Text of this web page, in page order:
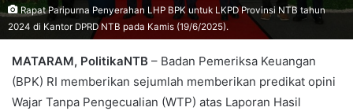
Rapat Paripurna Penyerahan LHP BPK untuk LKPD Provinsi NTB tahun
2024 di Kantor DPRD NTB pada Kamis (19/6/2025).
MATARAM, PolitikaNTB – Badan Pemeriksa Keuangan
(BPK) RI memberikan sejumlah memberikan predikat opini
Wajar Tanpa Pengecualian (WTP) atas Laporan Hasil